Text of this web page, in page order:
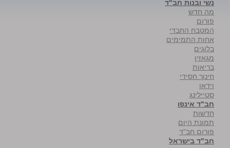
נשי ובנות חב"ד
מה חדש
פורום
המטבח החבדי
אחות התמימים
בלוגים
מגאזין
בריאות
חינוך חסידי
וידאו
סטיילינג
חב"ד אינפו
חדשות
תמונת היום
פורום חב"ד
חב"ד בישראל